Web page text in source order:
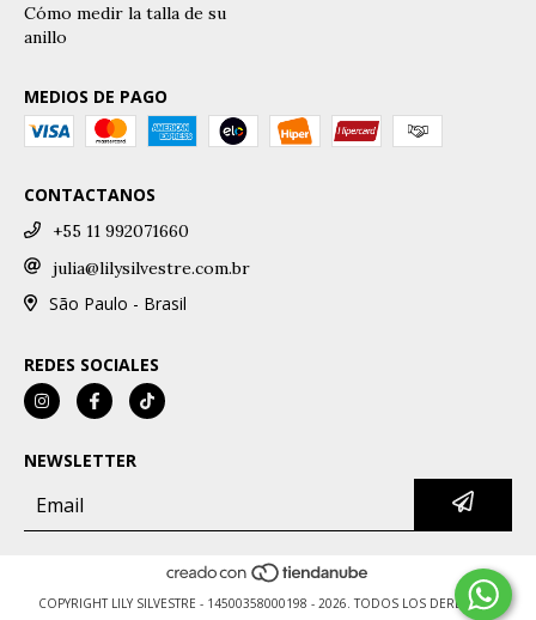
Cómo medir la talla de su
anillo
MEDIOS DE PAGO
CONTACTANOS
+55 11 992071660
julia@lilysilvestre.com.br
São Paulo - Brasil
REDES SOCIALES
NEWSLETTER
COPYRIGHT LILY SILVESTRE - 14500358000198 - 2026. TODOS LOS DERECHOS